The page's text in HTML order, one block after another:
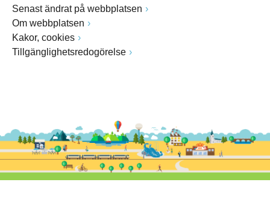
Senast ändrat på webbplatsen
Om webbplatsen
Kakor, cookies
Tillgänglighetsredogörelse